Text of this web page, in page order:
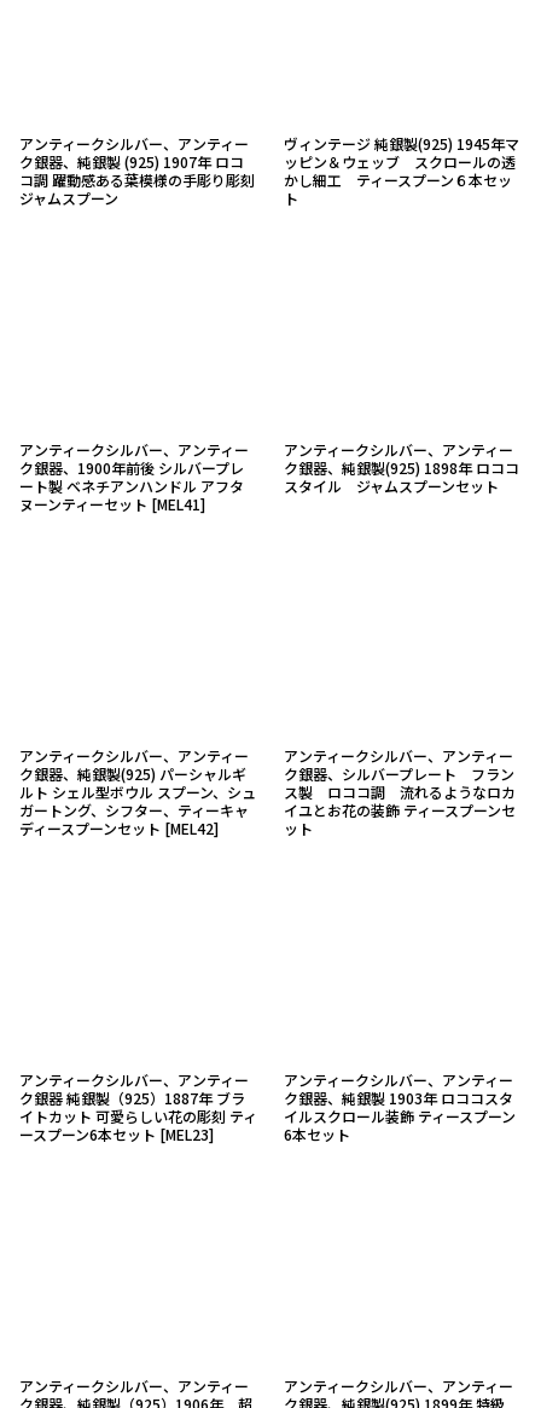
アンティークシルバー、アンティー
ク銀器、純銀製 (925) 1907年 ロコ
コ調 躍動感ある葉模様の手彫り彫刻
ジャムスプーン
ヴィンテージ 純銀製(925) 1945年マ
ッピン＆ウェッブ スクロールの透
かし細工 ティースプーン６本セッ
ト
アンティークシルバー、アンティー
ク銀器、1900年前後 シルバープレ
ート製 ベネチアンハンドル アフタ
ヌーンティーセット [MEL41]
アンティークシルバー、アンティー
ク銀器、純銀製(925) 1898年 ロココ
スタイル ジャムスプーンセット
アンティークシルバー、アンティー
ク銀器、純銀製(925) パーシャルギ
ルト シェル型ボウル スプーン、シュ
ガートング、シフター、ティーキャ
ディースプーンセット [MEL42]
アンティークシルバー、アンティー
ク銀器、シルバープレート フラン
ス製 ロココ調 流れるようなロカ
イユとお花の装飾 ティースプーンセ
ット
アンティークシルバー、アンティー
ク銀器 純銀製（925）1887年 ブラ
イトカット 可愛らしい花の彫刻 ティ
ースプーン6本セット [MEL23]
アンティークシルバー、アンティー
ク銀器、純銀製 1903年 ロココスタ
イルスクロール装飾 ティースプーン
6本セット
アンティークシルバー、アンティー
ク銀器、純銀製（925）1906年 超
アンティークシルバー、アンティー
ク銀器、純銀製(925) 1899年 特級